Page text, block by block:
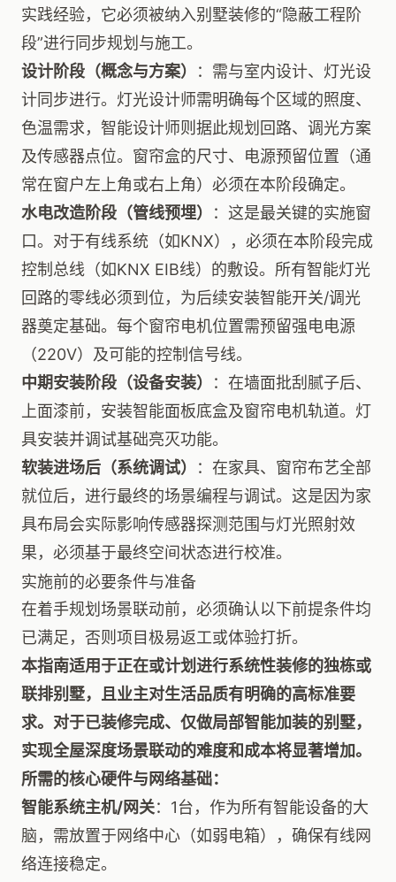
实践经验，它必须被纳入别墅装修的“隐蔽工程阶
段”进行同步规划与施工。
设计阶段（概念与方案）
：需与室内设计、灯光设
计同步进行。灯光设计师需明确每个区域的照度、
色温需求，智能设计师则据此规划回路、调光方案
及传感器点位。窗帘盒的尺寸、电源预留位置（通
常在窗户左上角或右上角）必须在本阶段确定。
水电改造阶段（管线预埋）
：这是最关键的实施窗
口。对于有线系统（如KNX），必须在本阶段完成
控制总线（如KNX EIB线）的敷设。所有智能灯光
回路的零线必须到位，为后续安装智能开关/调光
器奠定基础。每个窗帘电机位置需预留强电电源
（220V）及可能的控制信号线。
中期安装阶段（设备安装）
：在墙面批刮腻子后、
上面漆前，安装智能面板底盒及窗帘电机轨道。灯
具安装并调试基础亮灭功能。
软装进场后（系统调试）
：在家具、窗帘布艺全部
就位后，进行最终的场景编程与调试。这是因为家
具布局会实际影响传感器探测范围与灯光照射效
果，必须基于最终空间状态进行校准。
实施前的必要条件与准备
在着手规划场景联动前，必须确认以下前提条件均
已满足，否则项目极易返工或体验打折。
本指南适用于正在或计划进行系统性装修的独栋或
联排别墅，且业主对生活品质有明确的高标准要
求。对于已装修完成、仅做局部智能加装的别墅，
实现全屋深度场景联动的难度和成本将显著增加。
所需的核心硬件与网络基础：
智能系统主机/网关：1台，作为所有智能设备的大
脑，需放置于网络中心（如弱电箱），确保有线网
络连接稳定。